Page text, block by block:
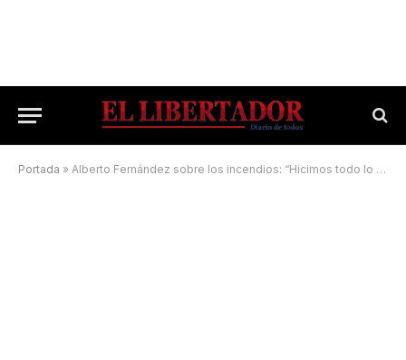
Portada » Alberto Fernández sobre los incendios: “Hicimos todo lo que estaba a nuestro alcance”